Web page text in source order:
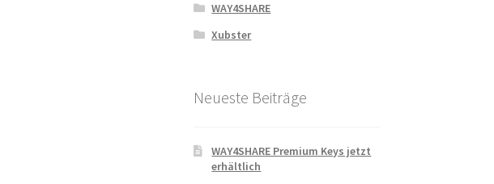
WAY4SHARE
Xubster
Neueste Beiträge
WAY4SHARE Premium Keys jetzt
erhältlich